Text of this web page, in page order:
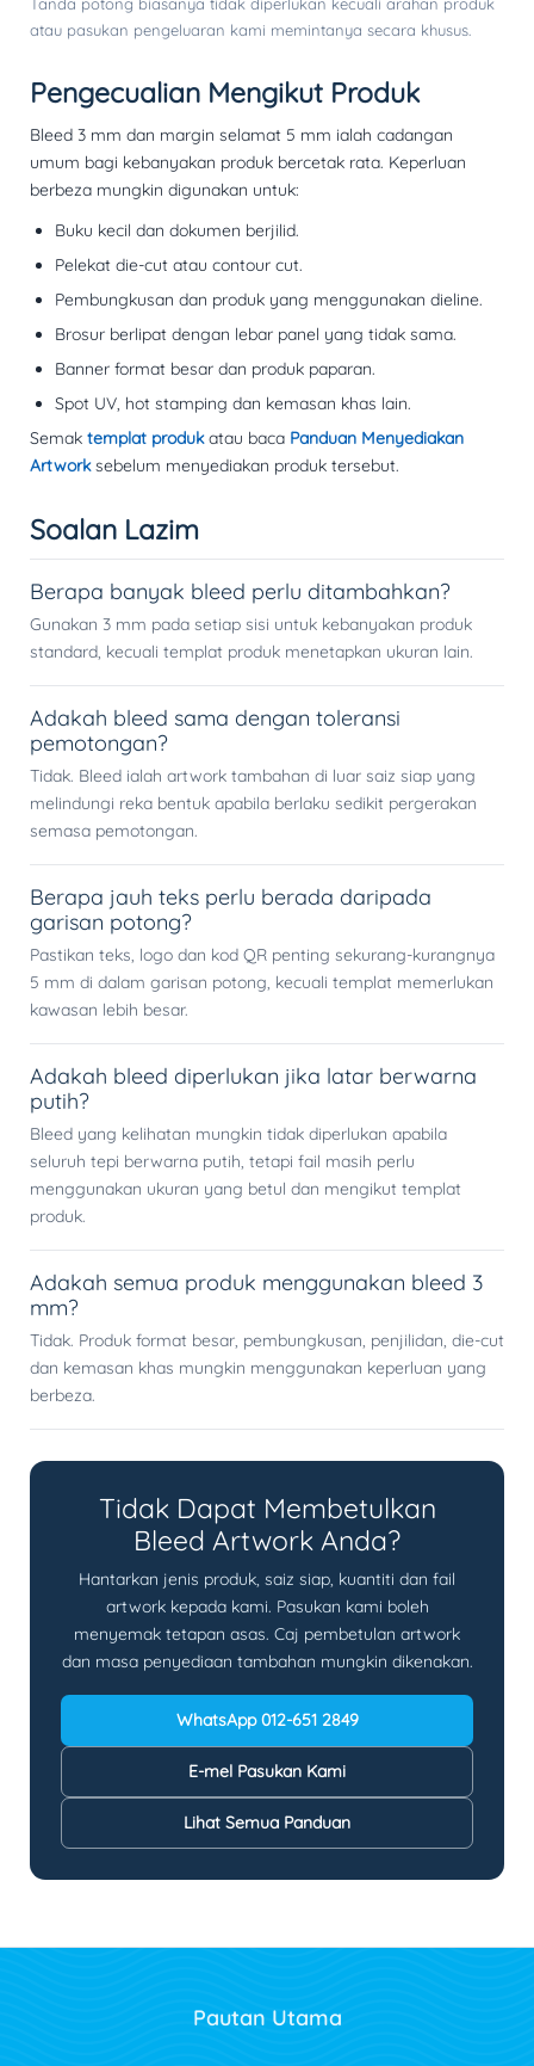
Tanda potong biasanya tidak diperlukan kecuali arahan produk
atau pasukan pengeluaran kami memintanya secara khusus.
Pengecualian Mengikut Produk
Bleed 3 mm dan margin selamat 5 mm ialah cadangan
umum bagi kebanyakan produk bercetak rata. Keperluan
berbeza mungkin digunakan untuk:
Buku kecil dan dokumen berjilid.
Pelekat die-cut atau contour cut.
Pembungkusan dan produk yang menggunakan dieline.
Brosur berlipat dengan lebar panel yang tidak sama.
Banner format besar dan produk paparan.
Spot UV, hot stamping dan kemasan khas lain.
Semak templat produkatau baca Panduan Menyediakan
Artworksebelum menyediakan produk tersebut.
Soalan Lazim
Berapa banyak bleed perlu ditambahkan?
Gunakan 3 mm pada setiap sisi untuk kebanyakan produk
standard, kecuali templat produk menetapkan ukuran lain.
Adakah bleed sama dengan toleransi
pemotongan?
Tidak. Bleed ialah artwork tambahan di luar saiz siap yang
melindungi reka bentuk apabila berlaku sedikit pergerakan
semasa pemotongan.
Berapa jauh teks perlu berada daripada
garisan potong?
Pastikan teks, logo dan kod QR penting sekurang-kurangnya
5 mm di dalam garisan potong, kecuali templat memerlukan
kawasan lebih besar.
Adakah bleed diperlukan jika latar berwarna
putih?
Bleed yang kelihatan mungkin tidak diperlukan apabila
seluruh tepi berwarna putih, tetapi fail masih perlu
menggunakan ukuran yang betul dan mengikut templat
produk.
Adakah semua produk menggunakan bleed 3
mm?
Tidak. Produk format besar, pembungkusan, penjilidan, die-cut
dan kemasan khas mungkin menggunakan keperluan yang
berbeza.
Tidak Dapat Membetulkan
Bleed Artwork Anda?
Hantarkan jenis produk, saiz siap, kuantiti dan fail
artwork kepada kami. Pasukan kami boleh
menyemak tetapan asas. Caj pembetulan artwork
dan masa penyediaan tambahan mungkin dikenakan.
WhatsApp 012-651 2849
E-mel Pasukan Kami
Lihat Semua Panduan
Pautan Utama